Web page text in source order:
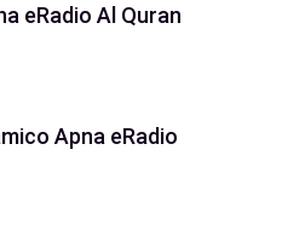
eRadio Al Quran
Apna eRadio